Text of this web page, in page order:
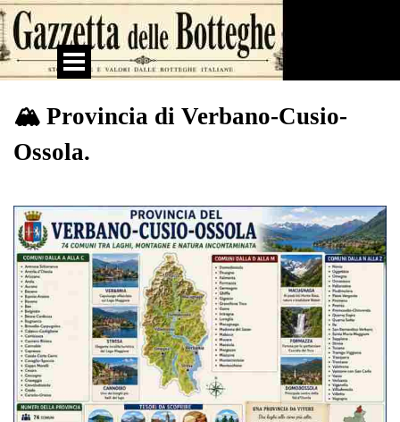
Vai ai contenuti
Salta menù
🏔 Provincia di Verbano-Cusio-
Ossola.